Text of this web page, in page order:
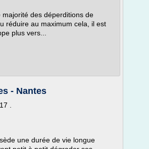
des déperditions de
réduire au maximum cela, il est
plus vers...
- Nantes
.
une durée de vie longue